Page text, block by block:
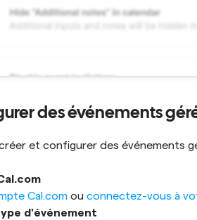
des événements
et configurer des événements
Cal.com ou connectez-vous à
d'événement